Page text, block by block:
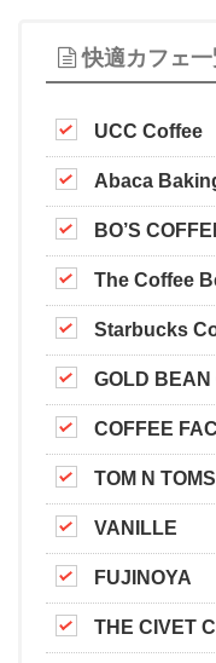
快適カフェ
UCC Coffee
Abaca
BO’S
The Coffee
Starbucks
GOLD
COFFEE
TOM N
VANILLE
FUJINOYA
THE CIVET